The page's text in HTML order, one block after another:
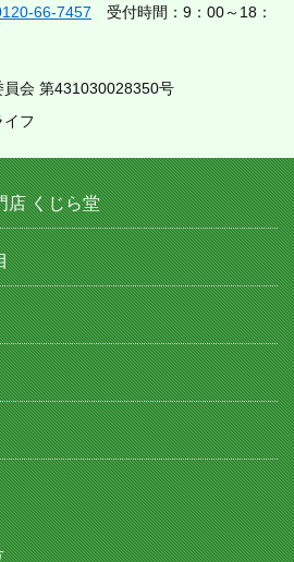
66-7457 受付時間：9：00～18：
会 第431030028350号
イフ
店 くじら堂